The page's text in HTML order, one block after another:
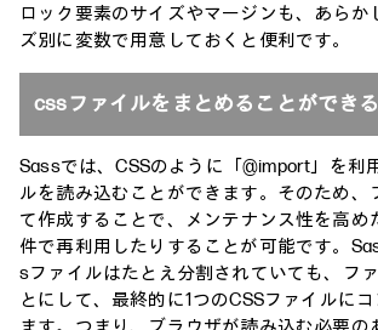
ロック要素のサイズやマージンも、あらか
ズ別に変数で用意しておくと便利です。
cssファイルをまとめることができる
Sassでは、CSSのように「@import」を利
ルを読み込むことができます。そのため、
て作成することで、メンテナンス性を高め
件で再利用したりすることが可能です。
sファイルはたとえ分割されていても、フ
とにして、最終的に1つのCSSファイルに